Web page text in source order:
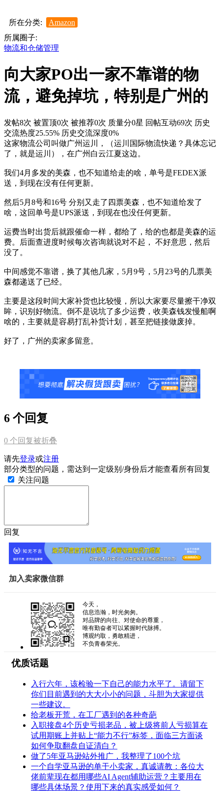
所在分类:
Amazon
所属圈子:
物流和仓储管理
向大家PO出一家不靠谱的物
流，避免掉坑，特别是广州的
发帖8次 被置顶0次 被推荐0次 质量分0星 回帖互动69次 历史
交流热度25.55% 历史交流深度0%
这家物流公司叫做广州运川，（运川国际物流快递？具体忘记
了，就是运川），在广州白云江夏这边。
我们4月多发的美森，也不知道给走的啥，单号是FEDEX派
送，到现在没有任何更新。
然后5月8号和16号 分别又走了四票美森，也不知道给发了
啥，这回单号是UPS派送，到现在也没任何更新。
运费当时出货后就跟催命一样，都给了，给的也都是美森的运
费。后面查进度时候每次咨询就说对不起， 不好意思，然后
没了。
中间感觉不靠谱，换了其他几家，5月9号，5月23号的几票美
森都递送了已经。
主要是这段时间大家补货也比较慢，所以大家要尽量擦干净双
眸，识别好物流。倒不是说坑了多少运费，收美森钱发慢船啊
啥的，主要就是容易打乱补货计划，甚至把链接做废掉。
好了，广州的卖家多留意。
6 个回复
0 个回复被折叠
请先登录或注册
部分类型的问题，需达到一定级别/身份后才能查看所有回复
关注问题
回复
加入卖家微信群
今天，
信息浩瀚，时光匆匆。
对品牌的向往、对使命的尊重，
唯有勤奋者可以紧握时代脉搏。
博观约取，勇敢精进，
不负青春荣光。
优质话题
入行六年，该检验一下自己的能力水平了。请留下
你们目前遇到的大大小小的问题，斗胆为大家提供
一些建议。
给老板开荒，在工厂遇到的各种奇葩
入职接盘4个历史亏损老品，被上级将前人亏损算在
试用期账上并贴上“能力不行”标签，面临三方面谈
如何争取翻盘自证清白？
做了5年亚马逊站外推广，我整理了100个坑
一个自学亚马逊的单干小卖家，真诚请教：各位大
佬前辈现在都用哪些AI Agent辅助运营？主要用在
哪些具体场景？使用下来的真实感受如何？